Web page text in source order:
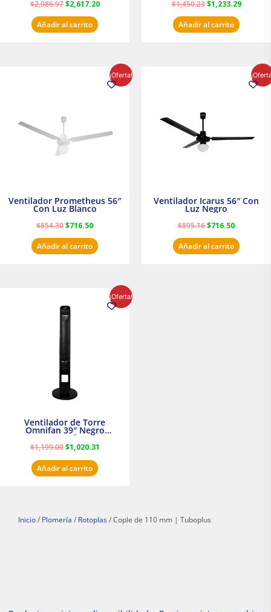
$2,986.97 $2,617.20
Añadir al carrito
$1,450.23 $1,233.29
Añadir al carrito
¡Oferta!
Ventilador Prometheus 56″
Con Luz Blanco
$854.30$716.50
precio
actual
Añadir al carrito
Ventilador Icarus 56″ Con
Luz Negro
$895.16$716.50
precio
actual
Añadir al carrito
¡Oferta!
Ventilador de Torre
Omnifan 39″ Negro
Masterfan
$1,199.00
original
era:
$1,020.31
precio
actual
Añadir al carrito
Inicio / Plomería / Rotoplas / Cople de 110 mm | Tuboplus